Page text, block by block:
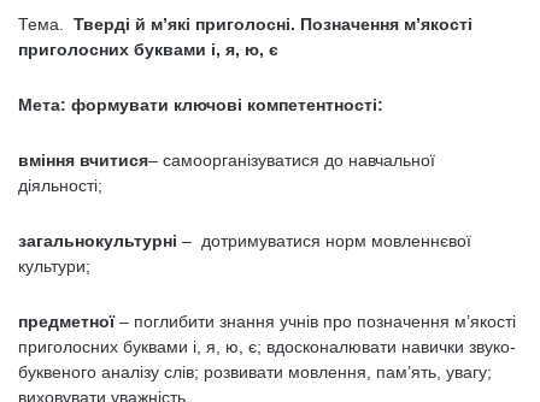
Тема.
Тверді й м’які приголосні. Позначення м’якості
приголосних буквами і, я, ю, є
Мета: формувати ключові компетентності:
вміння вчитися– самоорганізуватися до навчальної
діяльності;
загальнокультурні – дотримуватися норм мовленнєвої
культури;
предметної– поглибити знання учнів про позначення м’якості
приголосних буквами і, я, ю, є; вдосконалювати навички звуко-
буквеного аналізу слів; розвивати мовлення, пам’ять, увагу;
виховувати уважність.